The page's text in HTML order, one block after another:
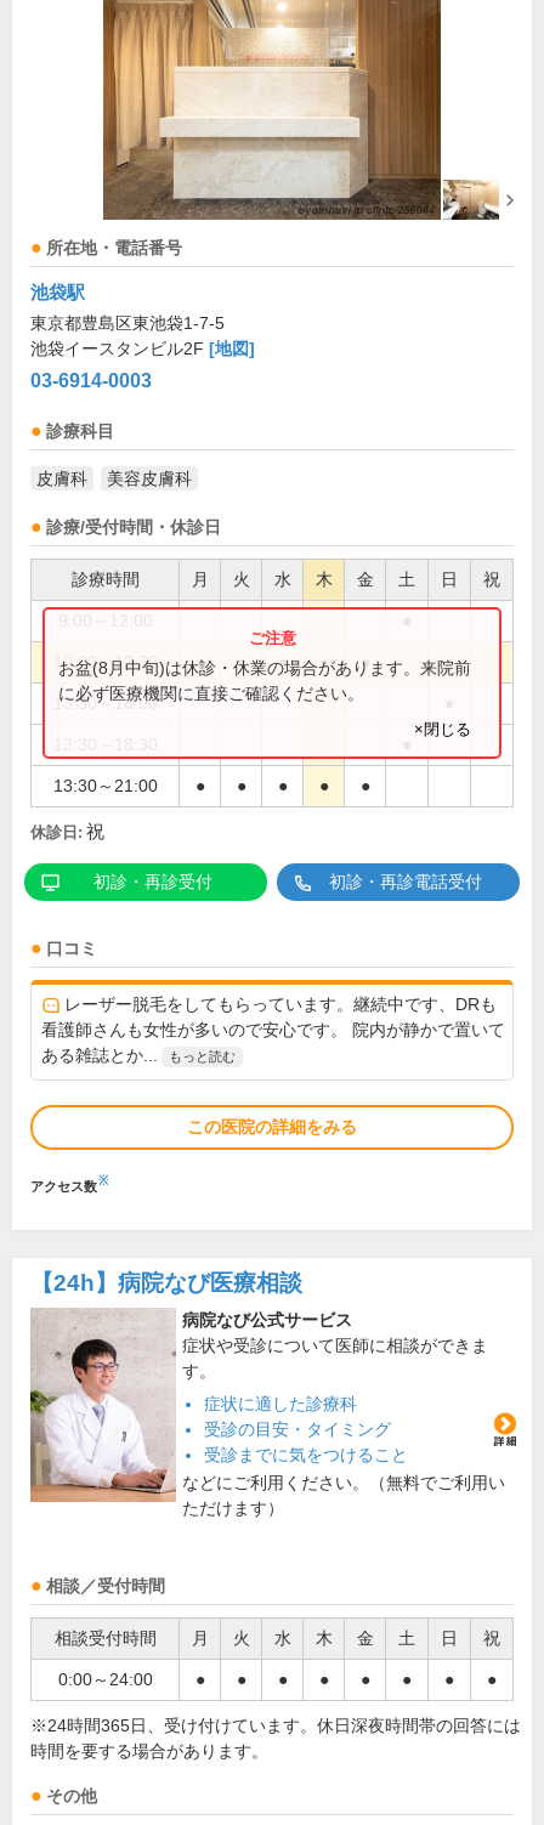
所在地・電話番号
池袋駅
東京都豊島区東池袋1-7-5
池袋イースタンビル2F [地図]
03-6914-0003
診療科目
皮膚科 美容皮膚科
診療/受付時間・休診日
診療時間 月 火 水 木 金 土 日 祝
10:00～12:30 ● ● ● ● ● ●
13:30～18:00
13:30～21:00 ● ● ● ● ●
お盆(8月中旬)は休診・休業の場合があります。来院前
に必ず医療機関に直接ご確認ください。
×閉じる
休診日: 祝
初診・再診受付 初診・再診電話受付
口コミ
レーザー脱毛をしてもらっています。継続中です、DRも
看護師さんも女性が多いので安心です。 院内が静かで置いて
ある雑誌とか...
もっと読む
この医院の詳細をみる
アクセス数※
【24h】 病院なび医療相談
病院なび公式サービス
症状や受診について医師に相談ができま
す。
症状に適した診療科
受診の目安・タイミング
受診までに気をつけること
などにご利用ください。（無料でご利用い
ただけます）
相談／受付時間
相談受付時間 月 火 水 木 金 土 日 祝
0:00～24:00 ● ● ● ● ● ● ● ●
※24時間365日、受け付けています。休日深夜時間帯の回答には
時間を要する場合があります。
その他